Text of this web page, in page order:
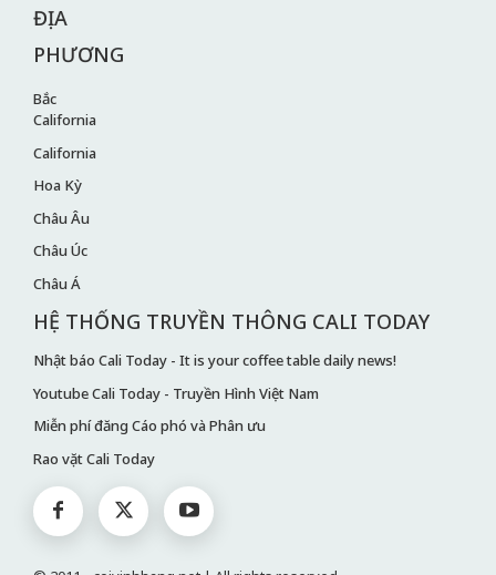
ĐỊA
PHƯƠNG
Bắc
California
California
Hoa Kỳ
Châu Âu
Châu Úc
Châu Á
HỆ THỐNG TRUYỀN THÔNG CALI TODAY
Nhật báo Cali Today - It is your coffee table daily news!
Youtube Cali Today - Truyền Hình Việt Nam
Miễn phí đăng Cáo phó và Phân ưu
Rao vặt Cali Today